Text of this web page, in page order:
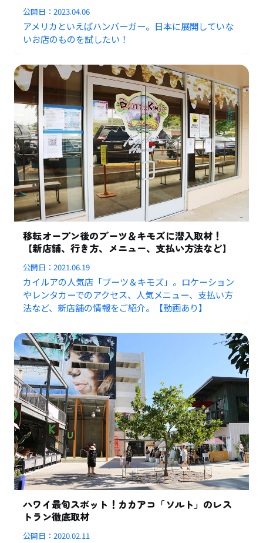
公開日：2023.04.06
アメリカといえばハンバーガー。日本に展開していな
いお店のものを試したい！
移転オープン後のブーツ＆キモズに潜入取材！
【新店舗、行き方、メニュー、支払い方法など】
公開日：2021.06.19
カイルアの人気店「ブーツ＆キモズ」。ロケーション
やレンタカーでのアクセス、人気メニュー、支払い方
法など、新店舗の情報をご紹介。【動画あり】
ハワイ最旬スポット！カカアコ「ソルト」のレス
トラン徹底取材
公開日：2020.02.11